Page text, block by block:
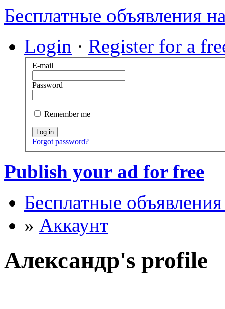
Бесплатные объявления
Login · Register for a
E-mail
Password
Remember me
Log in
Forgot password?
Publish your ad for free
Бесплатные
» Аккаунт
Александр's profile